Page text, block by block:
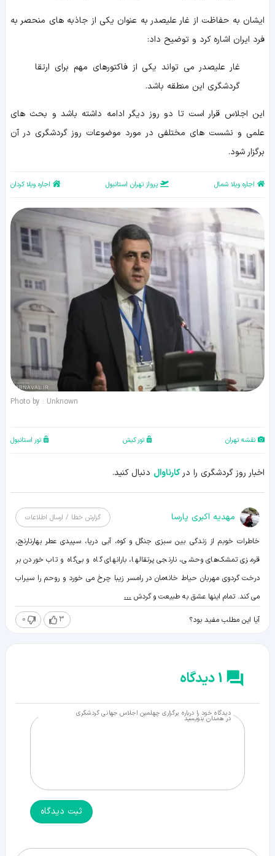
ایشان به حفاظت از غار علیصدر به عنوان یکی از جاذبه های منحصر به
فرد ایران اشاره کرد و توضیح داد:
غار علیصدر می‌ تواند یکی از فاکتورهای مهم برای ارتقا
گردشگری این منطقه باشد.
این اجلاس قرار است تا دو روز دیگر ادامه داشته باشد و بحث های
علمی و نشست های مختلفی در مورد موضوعات روز گردشگری در آن
برگزار شود.
اجاره ویلا شمال پرواز تهران استانبول اجاره ویلا کردان
Photo by : Unknown
نقشه تهران تور کیش تور استانبول
اخبار روز گردشگری را درکارناوال دنبال کنید.
مهدیه اکبری پارسا گزارش خطا / ارسال اطلاعات
خاطرات خوبم از زندگی بین سبزی جنگل و کوه، آبی دریا، سپیدی عطر بهارنارنج،
قرمزی تمشک‌های وحشی، نارنجی پرتقالها، بارانهای گاه و بی‌گاه و تاب خوردن بر
درخت گردوی مهربان حیاط خانه‌مان در رامسر زیبا چرخ می خورد و روحم را سیراب
می کند. تمام اینها عشق به طبیعت و گردش ...
آیا این مطلب مفید بود؟ 3
0
1 دیدگاه
دیدگاه خود را درباره برگزاری چهلمین اجلاس جهانی گردشگری
در همدان بنویسید
ثبت دیدگاه